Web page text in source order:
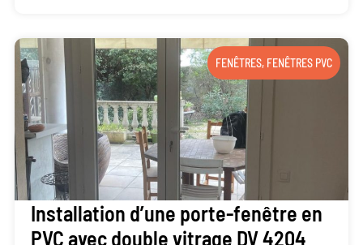
FENÊTRES, FENÊTRES PVC
Installation d’une porte-fenêtre en
PVC avec double vitrage DV 4204